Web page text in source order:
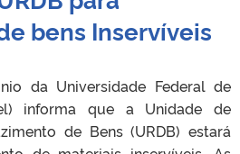
bens Inservíveis
da Universidade Federal de
informa que a Unidade de
de Bens (URDB) estará